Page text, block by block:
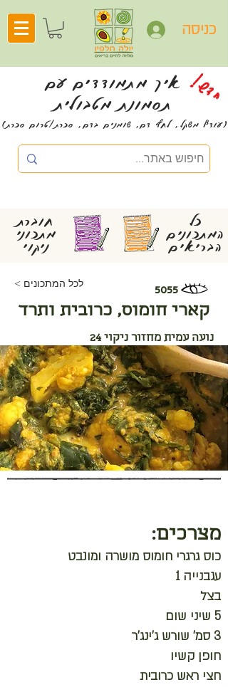
כניסה
איך מתמודדים עם
תסמונת מטבולית חדש!
(עודף משקל, לחץ דם, שומנים בדם, סכרת/טרום סכרת)
חוברת
מתכוני
ניקוי
כל
המתכונים
הבריאים
< לכל המתכונים
5055
קארי חומוס, כרובית ותרד
נועה עמית מחזור ניקוי 24
מצרכים:
כוס גרגרי חומוס מושרה ומונבט
עגבנייה 1
בצל
5 שיני שום
3 סמ' שורש ג'ינג'ר
חופן קשיו
חצי ראש כרובית